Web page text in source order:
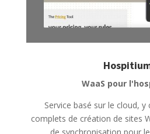
WaaS pour
Service basé sur le cloud,
complets de création de sites